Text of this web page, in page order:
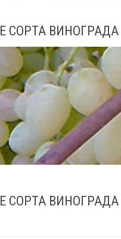
СОРТА
СОРТА